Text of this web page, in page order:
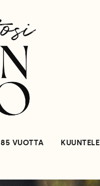
VUOTTA KUUNTELE